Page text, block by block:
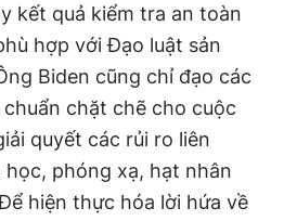
Liên hệ quảng cáo
0908 780 404
kết quả kiểm tra an toàn
hợp với Đạo luật sản
Biden cũng chỉ đạo các
chặt chẽ cho cuộc
quyết các rủi ro liên
học, phóng xạ, hạt nhân
hiện thực hóa lời hứa về